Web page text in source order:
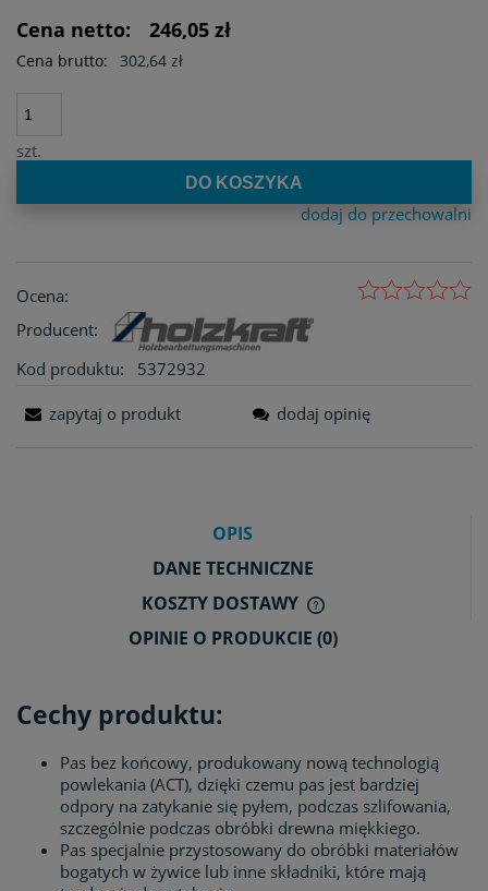
Cena netto: 246,05 zł
Cena brutto: 302,64 zł
szt.
DO KOSZYKA
dodaj do przechowalni
Ocena:
Producent:
Kod produktu:
5372932
zapytaj o produkt dodaj opinię
OPIS
DANE TECHNICZNE
KOSZTY DOSTAWY
KOSZTÓW PŁATNOŚCI
OPINIE O PRODUKCIE (0)
Cechy produktu:
Pas bez końcowy, produkowany nową technologią
powlekania (ACT), dzięki czemu pas jest bardziej
odpory na zatykanie się pyłem, podczas szlifowania,
szczególnie podczas obróbki drewna miękkiego.
Pas specjalnie przystosowany do obróbki materiałów
bogatych w żywice lub inne składniki, które mają